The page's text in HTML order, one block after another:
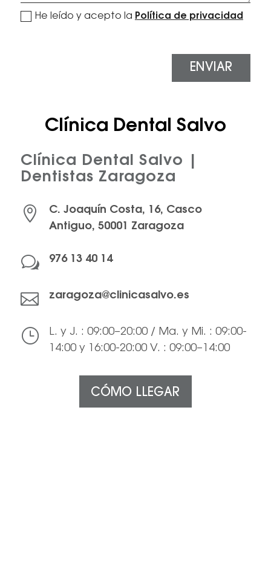
politica de privacidad
He leído y acepto la Política de privacidad
ENVIAR
Clínica Dental Salvo
Clínica Dental Salvo |
Dentistas Zaragoza

C. Joaquín Costa, 16, Casco
Antiguo, 50001 Zaragoza
w 976 13 40 14
 zaragoza@clinicasalvo.es
}
L. y J. : 09:00–20:00 / Ma. y Mi. : 09:00-
14:00 y 16:00-20:00 V. : 09:00–14:00
CÓMO LLEGAR